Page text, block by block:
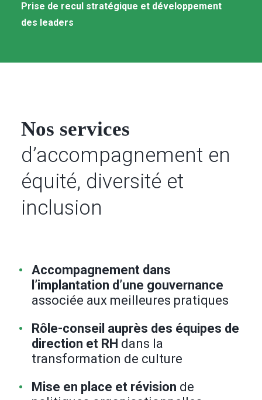
Prise de recul stratégique et développement
des leaders
Nos services
d’accompagnement en
équité, diversité et
inclusion
Accompagnement dans
l’implantation d’une gouvernance
associée aux meilleures pratiques
Rôle-conseil auprès des équipes de
direction et RH dans la
transformation de culture
Mise en place et révision de